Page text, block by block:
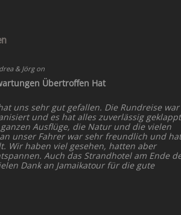
& Jörgon
Übertroffen Hat
uns sehr gut gefallen. Die Rundreise war
und es hat alles zuverlässig
Ausflüge, die Natur und die vielen
unser Fahrer war sehr freundlich und hat
Wir haben viel gesehen, hatten aber
Auch das Strandhotel am Ende
Dank an Jamaikatour für die gute